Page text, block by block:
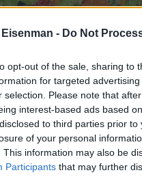
- Do Not
opt-out of the sale, sharing to
for targeted
selection. Please note that
interest-based ads based
to third parties prior
of your personal
This information may also be
Participants that may further